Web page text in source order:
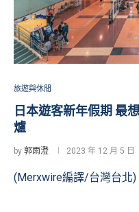
旅遊與休閒
日本遊客新年假期 最
爐
by 郭雨澄 2023 年 12 月 5 日
(Merxwire編譯/台灣台北)